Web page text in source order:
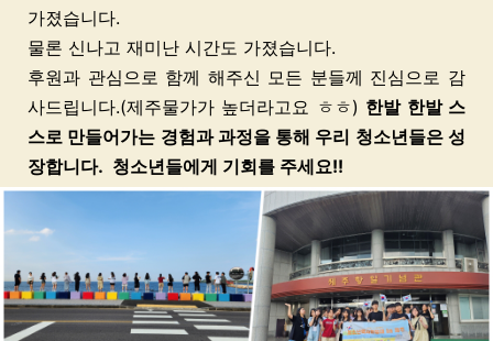
가졌습니다.
물론 신나고 재미난 시간도 가졌습니다.
후원과 관심으로 함께 해주신 모든 분들께 진심으로 감
사드립니다.(제주물가가 높더라고요 ㅎㅎ) 한발 한발 스
스로 만들어가는 경험과 과정을 통해 우리 청소년들은 성
장합니다. 청소년들에게 기회를 주세요!!